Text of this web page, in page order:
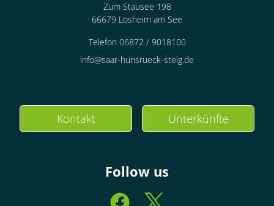
Zum Stausee 198
66679 Losheim am See
Telefon 06872 / 9018100
info@saar-hunsrueck-steig.de
Kontakt Unterkünfte
Follow us